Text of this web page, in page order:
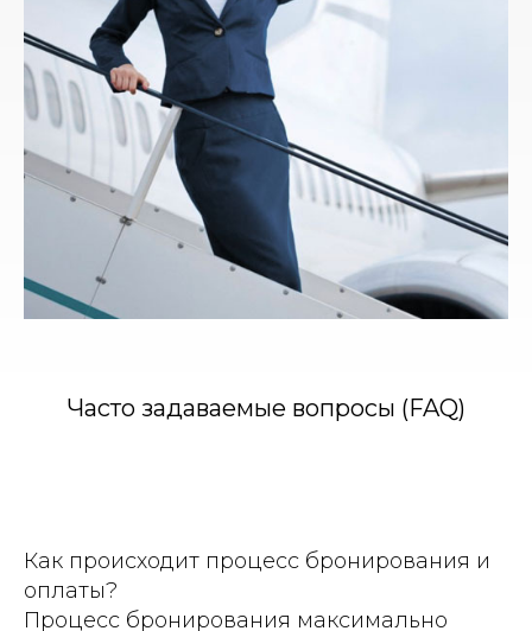
Часто задаваемые вопросы (FAQ)
Как происходит процесс бронирования и
оплаты?
Процесс бронирования максимально